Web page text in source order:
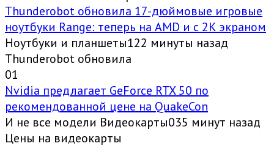
Thunderobot обновила 17-дюймовые игровые
ноутбуки Range: теперь на AMD и с 2K экраном
Ноутбуки и планшеты122 минуты назад
Thunderobot обновила
01
Nvidia предлагает GeForce RTX 50 по
рекомендованной цене на QuakeCon
И не все модели Видеокарты035 минут назад
Цены на видеокарты